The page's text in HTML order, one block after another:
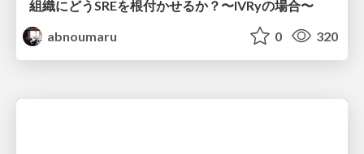
組織にどうSREを根付かせるか？〜IVRyの場合〜
abnoumaru
0 320